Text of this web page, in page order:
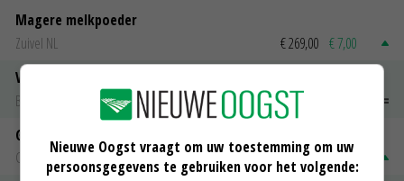
Magere melkpoeder
Zuivel NL
€ 269,00 € 7,00
Vleeskuikens 2001-2600 gr
Barneveld
€ 1,09
Gerst
Groningen
€ 197,00 € 2,00
Nieuwe Oogst vraagt om uw toestemming om uw
persoonsgegevens te gebruiken voor het volgende: